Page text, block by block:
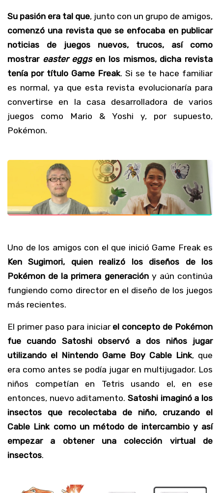
Su pasión era tal que, junto con un grupo de amigos,
comenzó una revista que se enfocaba en publicar
noticias de juegos nuevos, trucos, así como
mostrar easter eggsen los mismos, dicha revista
tenía por título Game Freak. Si se te hace familiar
es normal, ya que esta revista evolucionaría para
convertirse en la casa desarrolladora de varios
juegos como Mario & Yoshi y, por supuesto,
Pokémon.
Uno de los amigos con el que inició Game Freak es
Ken Sugimori, quien realizó los diseños de los
Pokémon de la primera generacióny aún continúa
fungiendo como director en el diseño de los juegos
más recientes.
El primer paso para iniciar el concepto de Pokémon
fue cuando Satoshi observó a dos niños jugar
utilizando el Nintendo Game Boy Cable Link, que
era como antes se podía jugar en multijugador. Los
niños competían en Tetris usando el, en ese
entonces, nuevo aditamento. Satoshi imaginó a los
insectos que recolectaba de niño, cruzando el
Cable Link como un método de intercambio y así
empezar a obtener una colección virtual de
insectos.